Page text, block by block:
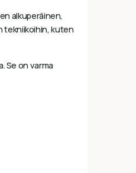
alkuperäinen,
tekniikoihin, kuten
Se on varma